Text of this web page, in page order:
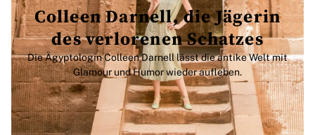
Colleen Darnell, die Jägerin
des verlorenen Schatzes
Die Ägyptologin Colleen Darnell lässt die antike Welt mit
Glamour und Humor wieder aufleben.